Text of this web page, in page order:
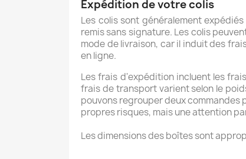
Expédition de votre colis
Les colis sont généralement
remis sans signature. Les colis
mode de livraison, car il induit des
en ligne.
Les frais d'expédition incluent les
frais de transport varient selon le
pouvons regrouper deux commandes
propres risques, mais une attention
Les dimensions des boîtes sont